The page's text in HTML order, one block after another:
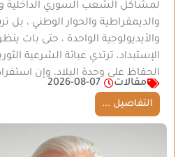
لمشاكل الشعب السوري الداخلية
والديمقراطية والحوار الوطني ، بل
والأيديولوجية الواحدة ، حتى بات
الإستبداد، ترتدي عبائة الشرعية
الحفاظ على وحدة البلاد، وإن
مقالات
2026-08-07
التفاصيل ...